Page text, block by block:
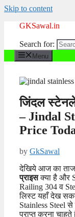
Skip to content
GKSawal.in
Search for:
Menu
जिंदल
– Jindal
Price
by GkSawal
देखिये आज का
प्राइसक्या है और
Railing 304 व
लिस्ट यहाँ देख
Stainless Steel से
प्राप्त करना